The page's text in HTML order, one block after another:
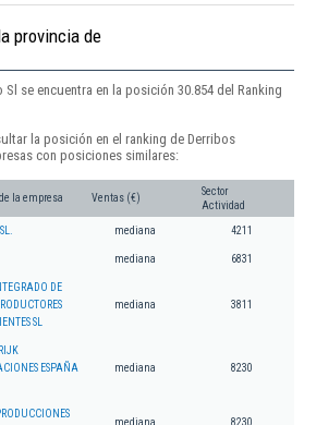
provincia de
se encuentra en la posición 30.854 del Ranking
la posición en el ranking de Derribos
con posiciones similares:
la empresa Ventas (€)
Sector
Actividad
mediana 4211
mediana 6831
DE
SL
mediana 3811
ESPAÑA
mediana 8230